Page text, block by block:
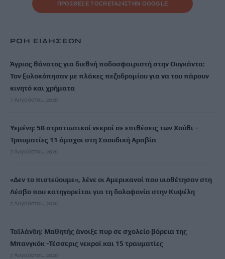
ΠΡΟΣΘΕΣΕ ΤΟCRETA24ΣΤΗΝ GOOGLE
ΡΟΗ ΕΙΔΗΣΕΩΝ
Άγριος θάνατος για διεθνή ποδοσφαιριστή στην Ουγκάντα:
Τον ξυλοκόπησαν με πλάκες πεζοδρομίου για να του πάρουν
κινητό και χρήματα
7 Αυγούστου, 2026
Υεμένη: 58 στρατιωτικοί νεκροί σε επιθέσεις των Χούθι –
Τραυματίες 11 άμαχοι στη Σαουδική Αραβία
7 Αυγούστου, 2026
«Δεν το πιστεύουμε», λένε οι Αμερικανοί που υιοθέτησαν στη
Λέσβο που κατηγορείται για τη δολοφονία στην Κυψέλη
7 Αυγούστου, 2026
Ταϊλάνδη: Μαθητής άνοιξε πυρ σε σχολείο βόρεια της
Μπανγκόκ -Τέσσερις νεκροί και 15 τραυματίες
7 Αυγούστου, 2026